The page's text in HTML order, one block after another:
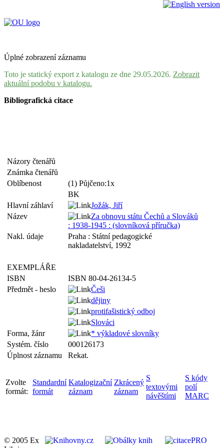
Úplné zobrazení záznamu
Toto je statický export z katalogu ze dne 29.05.2026. Zobrazit
aktuální podobu v katalogu.
Bibliografická citace
Názory čtenářů
Známka čtenářů
Oblíbenost
(1) Půjčeno:1x
BK
Hlavní záhlaví
Jožák, Jiří
Název
Za obnovu státu Čechů a Slováků
: 1938-1945 : (slovníková příručka)
Nakl. údaje
Praha : Státní pedagogické
nakladatelství, 1992
EXEMPLÁŘE
ISBN
ISBN 80-04-26134-5
Předmět - heslo
Češi
dějiny
protifašistický odboj
Slováci
Forma, žánr
* výkladové slovníky
Systém. číslo
000126173
Úplnost záznamu
Rekat.
Zvolte
formát:
Standardní
formát
Katalogizační
záznam
Zkrácený
záznam
S
textovými
návěštími
S kódy
polí
MARC
© 2005 Ex